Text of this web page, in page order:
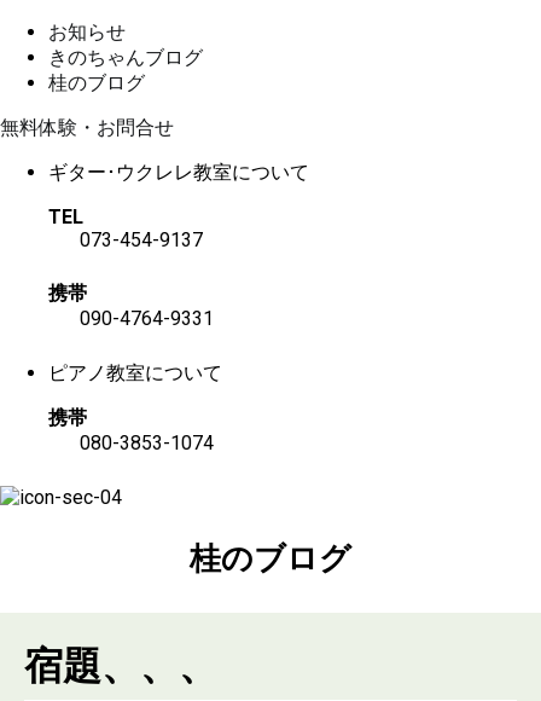
お知らせ
きのちゃんブログ
桂のブログ
無料体験・お問合せ
ギター･ウクレレ教室について
TEL
073-454-9137
携帯
090-4764-9331
ピアノ教室について
携帯
080-3853-1074
桂のブログ
宿題、、、